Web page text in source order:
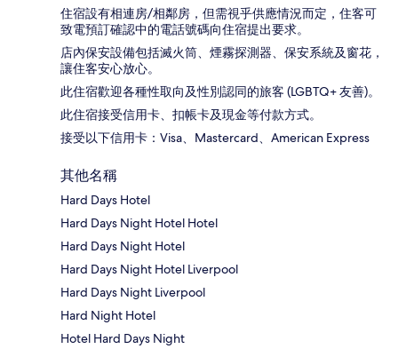
住宿設有相連房/相鄰房，但需視乎供應情況而定，住客可
致電預訂確認中的電話號碼向住宿提出要求。
店內保安設備包括滅火筒、煙霧探測器、保安系統及窗花，
讓住客安心放心。
此住宿歡迎各種性取向及性別認同的旅客 (LGBTQ+ 友善)。
此住宿接受信用卡、扣帳卡及現金等付款方式。
接受以下信用卡：Visa、Mastercard、American Express
其他名稱
Hard Days Hotel
Hard Days Night Hotel Hotel
Hard Days Night Hotel
Hard Days Night Hotel Liverpool
Hard Days Night Liverpool
Hard Night Hotel
Hotel Hard Days Night